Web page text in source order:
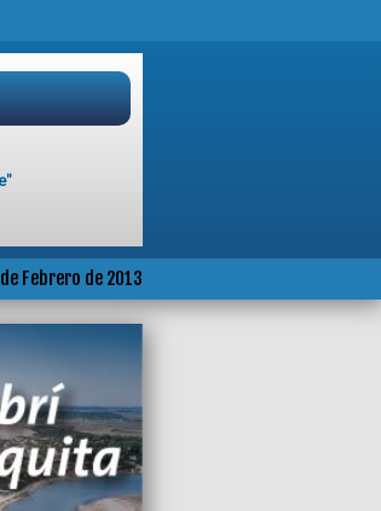
Pulti con la
de fondos a
la entrega final
a Venezuela
Febrero de 2013